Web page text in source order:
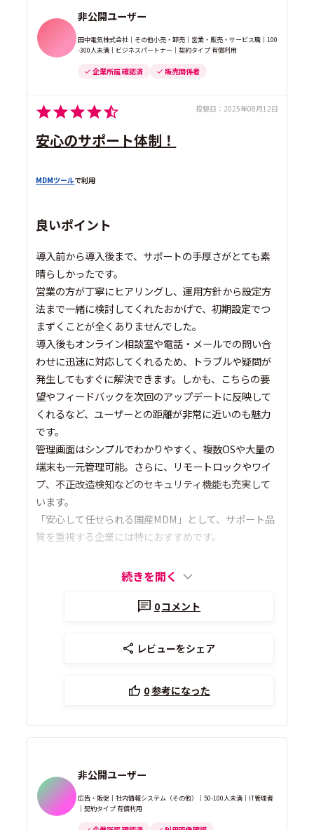
非公開ユーザー
田中電気株式会社｜その他小売・卸売｜営業・販売・サービス職｜100
-300人未満｜ビジネスパートナー｜契約タイプ 有償利用
企業所属 確認済 販売関係者
投稿日： 2025年08月12日
安心のサポート体制！
MDMツールで利用
良いポイント
導入前から導入後まで、サポートの手厚さがとても素
晴らしかったです。
営業の方が丁寧にヒアリングし、運用方針から設定方
法まで一緒に検討してくれたおかげで、初期設定でつ
まずくことが全くありませんでした。
導入後もオンライン相談室や電話・メールでの問い合
わせに迅速に対応してくれるため、トラブルや疑問が
発生してもすぐに解決できます。しかも、こちらの要
望やフィードバックを次回のアップデートに反映して
くれるなど、ユーザーとの距離が非常に近いのも魅力
です。
管理画面はシンプルでわかりやすく、複数OSや大量の
端末も一元管理可能。さらに、リモートロックやワイ
プ、不正改造検知などのセキュリティ機能も充実して
います。
「安心して任せられる国産MDM」として、サポート品
質を重視する企業には特におすすめです。
続きを開く
0コメント
レビューをシェア
0参考になった
非公開ユーザー
広告・販促｜社内情報システム（その他）｜50-100人未満｜IT管理者
｜契約タイプ 有償利用